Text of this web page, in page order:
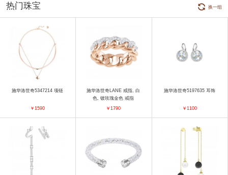
热门珠宝 换一组
施华洛世奇5347214 项链
￥1590
施华洛世奇LANE 戒指, 白
色, 镀玫瑰金色 戒指
￥1790
施华洛世奇5197635 耳饰
￥1100